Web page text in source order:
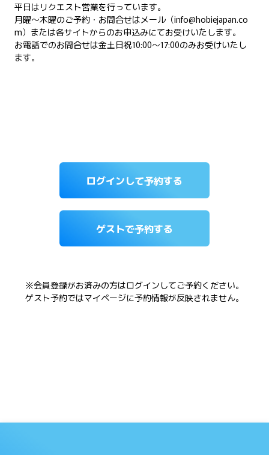
平日はリクエスト営業を行っています。
月曜～木曜のご予約・お問合せはメール（info@hobiejapan.co
m）または各サイトからのお申込みにてお受けいたします。
お電話でのお問合せは金土日祝10:00～17:00のみお受けいたし
ます。
ログインして予約する
ゲストで予約する
※会員登録がお済みの方はログインしてご予約ください。
ゲスト予約ではマイページに予約情報が反映されません。